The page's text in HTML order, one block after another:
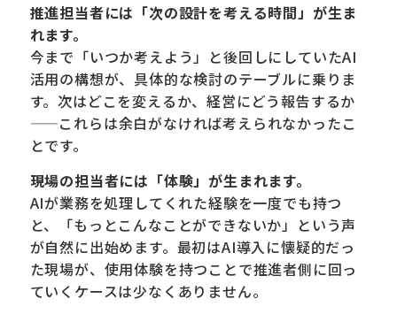
推進担当者には「次の設計を考える時間」が生ま
れます。
今まで「いつか考えよう」と後回しにしていたAI
活用の構想が、具体的な検討のテーブルに乗りま
す。次はどこを変えるか、経営にどう報告するか
——これらは余白がなければ考えられなかったこ
とです。
現場の担当者には「体験」が生まれます。
AIが業務を処理してくれた経験を一度でも持つ
と、「もっとこんなことができないか」という声
が自然に出始めます。最初はAI導入に懐疑的だっ
た現場が、使用体験を持つことで推進者側に回っ
ていくケースは少なくありません。